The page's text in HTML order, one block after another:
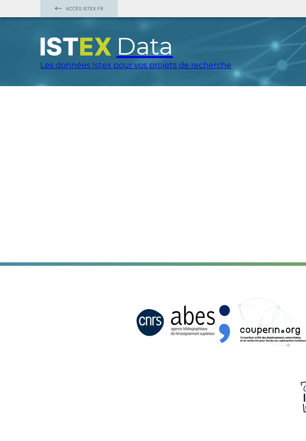
ACCÈS ISTEX.FR
Data
Les données Istex pour vos projets de recherche